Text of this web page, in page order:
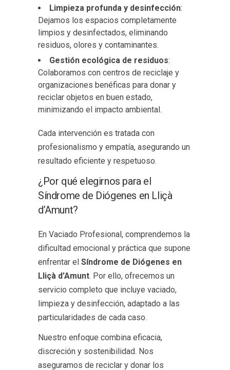
Limpieza profunda y desinfección:
Dejamos los espacios completamente
limpios y desinfectados, eliminando
residuos, olores y contaminantes.
Gestión ecológica de residuos:
Colaboramos con centros de reciclaje y
organizaciones benéficas para donar y
reciclar objetos en buen estado,
minimizando el impacto ambiental.
Cada intervención es tratada con
profesionalismo y empatía, asegurando un
resultado eficiente y respetuoso.
¿Por qué elegirnos para el
Síndrome de Diógenes en Lliçà
d’Amunt?
En Vaciado Profesional, comprendemos la
dificultad emocional y práctica que supone
enfrentar el Síndrome de Diógenes en
Lliçà d’Amunt. Por ello, ofrecemos un
servicio completo que incluye vaciado,
limpieza y desinfección, adaptado a las
particularidades de cada caso.
Nuestro enfoque combina eficacia,
discreción y sostenibilidad. Nos
aseguramos de reciclar y donar los